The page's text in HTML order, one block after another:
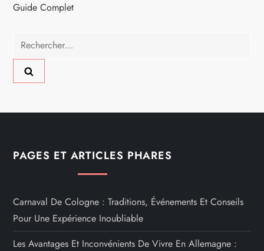
Guide Complet
Rechercher :
PAGES ET ARTICLES PHARES
Carnaval De Cologne : Traditions, Événements Et Conseils
Pour Une Expérience Inoubliable
Les Avantages Et Inconvénients De Vivre En Allemagne :